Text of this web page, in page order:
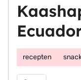
recepten